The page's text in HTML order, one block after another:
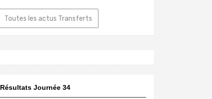
Toutes les actus Transferts
Résultats Journée 34